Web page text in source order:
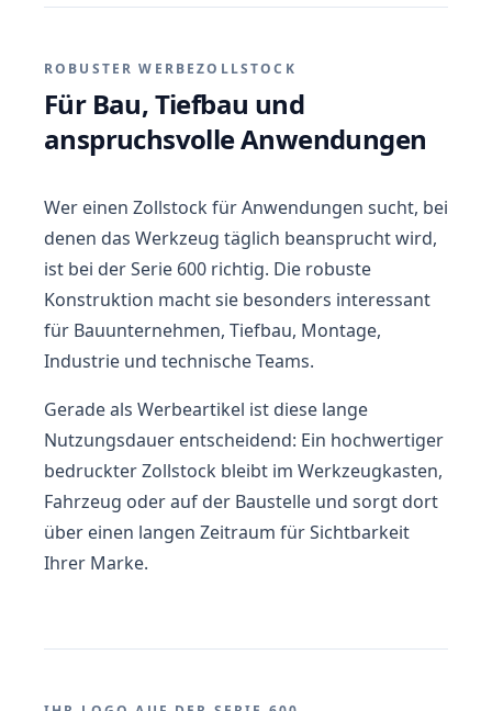
ROBUSTER WERBEZOLLSTOCK
Für Bau, Tiefbau und
anspruchsvolle Anwendungen
Wer einen Zollstock für Anwendungen sucht, bei
denen das Werkzeug täglich beansprucht wird,
ist bei der Serie 600 richtig. Die robuste
Konstruktion macht sie besonders interessant
für Bauunternehmen, Tiefbau, Montage,
Industrie und technische Teams.
Gerade als Werbeartikel ist diese lange
Nutzungsdauer entscheidend: Ein hochwertiger
bedruckter Zollstock bleibt im Werkzeugkasten,
Fahrzeug oder auf der Baustelle und sorgt dort
über einen langen Zeitraum für Sichtbarkeit
Ihrer Marke.